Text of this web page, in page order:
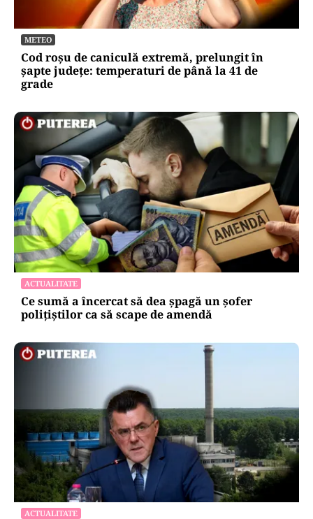
METEO
Cod roșu de caniculă extremă, prelungit în
șapte județe: temperaturi de până la 41 de
grade
ACTUALITATE
Ce sumă a încercat să dea șpagă un șofer
polițiștilor ca să scape de amendă
ACTUALITATE